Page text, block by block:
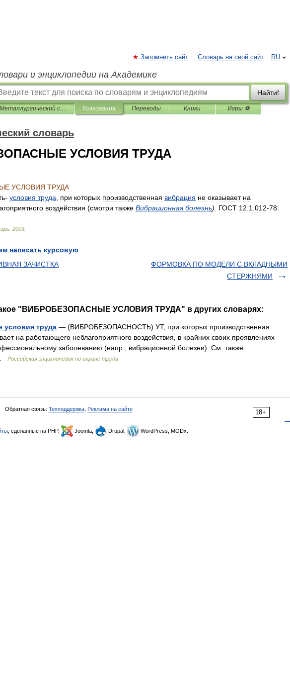
RU
Запомнить сайт Словарь на свой сайт
и энциклопедии на Академике
Найти!
Металлургический словарь Толкования Переводы Книги Игры ⚽
словарь
УСЛОВИЯ ТРУДА
УСЛОВИЯ ТРУДА
- условия труда при которых производственная вибрация не оказывает на
воздействия (смотри также Вибрационная болезнь). ГОСТ 12 1 012-78
2003
написать курсовую
ЗАЧИСТКА
ФОРМОВКА ПО МОДЕЛИ С ВКЛАДНЫМИ
СТЕРЖНЯМИ
"ВИБРОБЕЗОПАСНЫЕ УСЛОВИЯ ТРУДА" в других словарях:
условия труда — (ВИБРОБЕЗОПАСНОСТЬ) УТ, при которых производственная
на работающего неблагоприятного воздействия, в крайних своих проявлениях
заболеванию (напр., вибрационной болезни). См. также
Российская энциклопедия по охране труда
18+
Обратная связь: Техподдержка Реклама на сайте
, сделанные на PHP, Joomla, Drupal, WordPress, MODx.